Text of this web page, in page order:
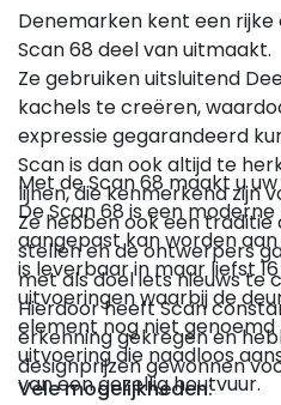
Denemarken kent een
Scan 68 deel van uitmaakt.
Ze gebruiken uitsluitend
kachels te creëren,
expressie gegarandeerd
Scan is dan ook altijd te
lijnen, die kenmerkend zijn
Ze hebben ook een
stellen en de ontwerpers
met als doel iets nieuws te
Hierdoor heeft Scan
erkenning gekregen en
designprijzen gewonnen
Met de Scan 68 maakt u
De Scan 68 is een
aangepast kan worden
is leverbaar in maar liefst
uitvoeringen waarbij de
element nog niet genoemd
uitvoering die naadloos
van een gezellig houtvuur.
Vele mogelijkheden: